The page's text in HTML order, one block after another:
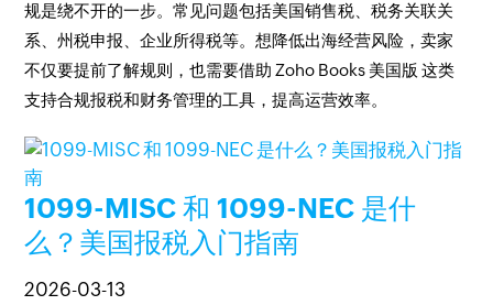
规是绕不开的一步。常见问题包括美国销售税、税务关联关
系、州税申报、企业所得税等。想降低出海经营风险，卖家
不仅要提前了解规则，也需要借助 Zoho Books 美国版 这类
支持合规报税和财务管理的工具，提高运营效率。
1099-MISC 和 1099-NEC 是什
么？美国报税入门指南
2026-03-13